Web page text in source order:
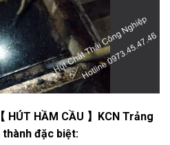
HÚT HẦM CẦU 】KCN Trảng
đặc biệt: